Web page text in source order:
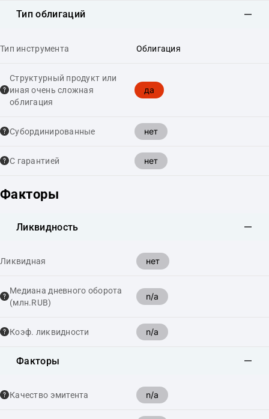
Тип облигаций
Тип инструмента Облигация
Структурный продукт или
иная очень сложная
облигация
да
Cубординированные нет
С гарантией нет
Факторы
Ликвидность
Ликвидная нет
Медиана дневного оборота
(млн.RUB)
n/a
Коэф. ликвидности n/a
Факторы
Качество эмитента n/a